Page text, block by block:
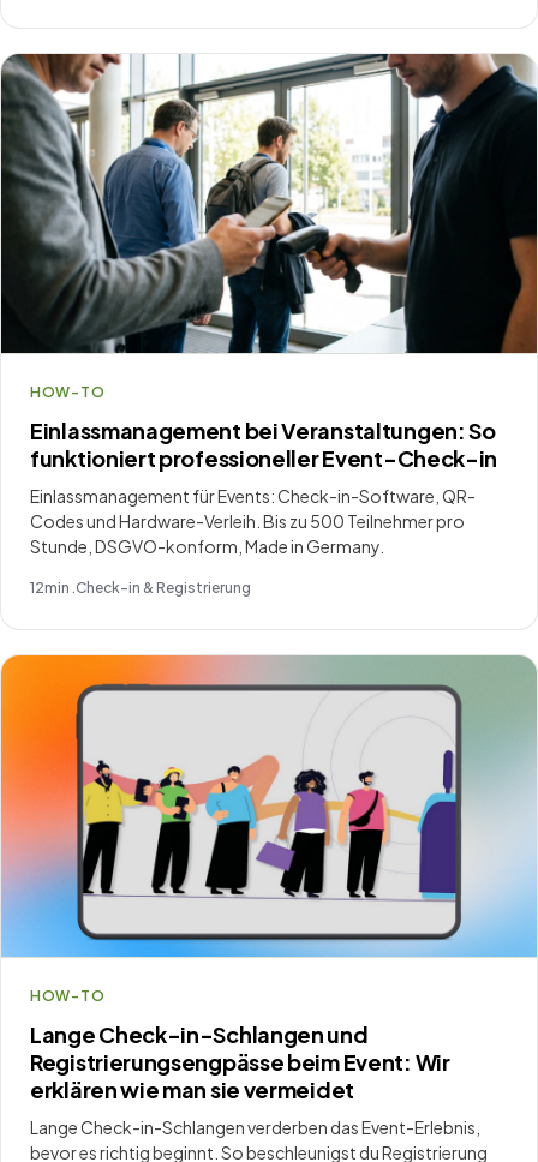
HOW-TO
Einlassmanagement bei Veranstaltungen: So
funktioniert professioneller Event-Check-in
Einlassmanagement für Events: Check-in-Software, QR-
Codes und Hardware-Verleih. Bis zu 500 Teilnehmer pro
Stunde, DSGVO-konform, Made in Germany.
12min .Check-in & Registrierung
HOW-TO
Lange Check-in-Schlangen und
Registrierungsengpässe beim Event: Wir
erklären wie man sie vermeidet
Lange Check-in-Schlangen verderben das Event-Erlebnis,
bevor es richtig beginnt. So beschleunigst du Registrierung